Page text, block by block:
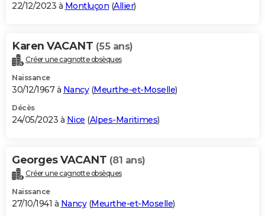
22/12/2023 à Montluçon (Allier)
Karen VACANT (55 ans)
Créer une cagnotte obsèques
Naissance
30/12/1967 à Nancy(Meurthe-et-Moselle)
Décès
24/05/2023 à Nice (Alpes-Maritimes)
Georges VACANT (81 ans)
Créer une cagnotte obsèques
Naissance
27/10/1941 à Nancy(Meurthe-et-Moselle)